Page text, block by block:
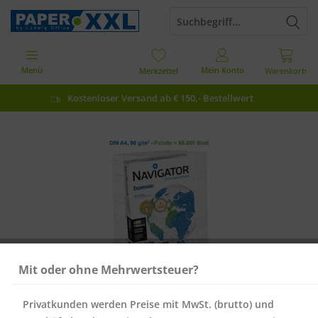
Kostenloser Versand ab € 150,- Bestellwert
Warenkorb
Merkzettel Mein Konto
Menü
Mit oder ohne Mehrwertsteuer?
Privatkunden werden Preise mit MwSt. (brutto) und